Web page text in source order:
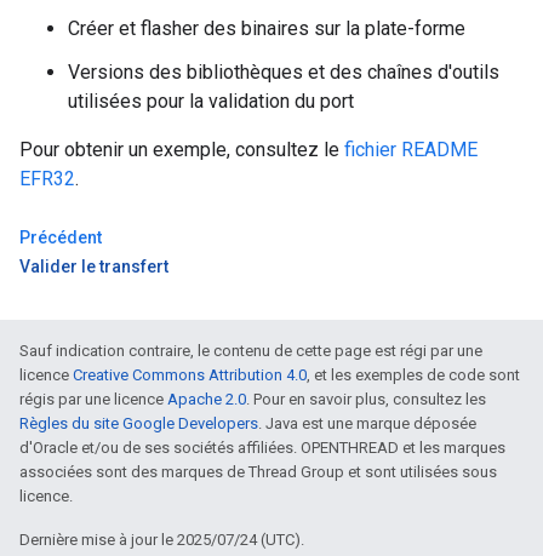
Créer et flasher des binaires sur la plate-forme
Versions des bibliothèques et des chaînes d'outils
utilisées pour la validation du port
Pour obtenir un exemple, consultez le fichier README
EFR32.
Précédent
Valider le transfert
Sauf indication contraire, le contenu de cette page est régi par une
licence Creative Commons Attribution 4.0, et les exemples de code sont
régis par une licence Apache 2.0. Pour en savoir plus, consultez les
Règles du site Google Developers. Java est une marque déposée
d'Oracle et/ou de ses sociétés affiliées. OPENTHREAD et les marques
associées sont des marques de Thread Group et sont utilisées sous
licence.
Dernière mise à jour le 2025/07/24 (UTC).